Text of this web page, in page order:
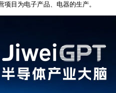
目为电子产品、电器的生产。